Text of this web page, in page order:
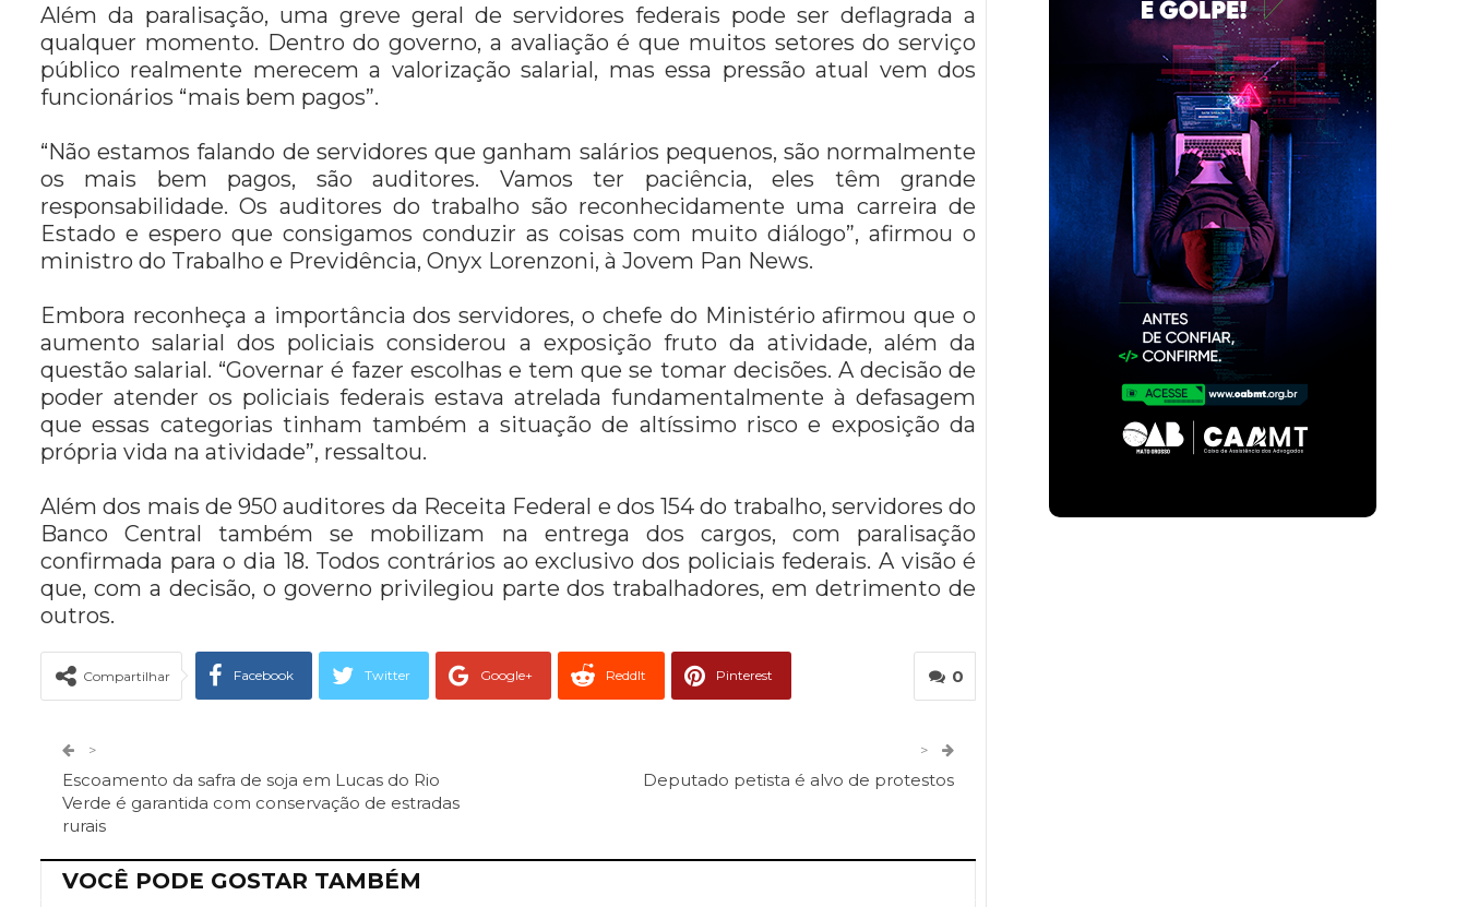
Além da paralisação, uma greve geral de servidores federais pode ser deflagrada a
qualquer momento. Dentro do governo, a avaliação é que muitos setores do serviço
público realmente merecem a valorização salarial, mas essa pressão atual vem dos
funcionários “mais bem pagos”.
“Não estamos falando de servidores que ganham salários pequenos, são normalmente
os mais bem pagos, são auditores. Vamos ter paciência, eles têm grande
responsabilidade. Os auditores do trabalho são reconhecidamente uma carreira de
Estado e espero que consigamos conduzir as coisas com muito diálogo”, afirmou o
ministro do Trabalho e Previdência, Onyx Lorenzoni, à Jovem Pan News.
Embora reconheça a importância dos servidores, o chefe do Ministério afirmou que o
aumento salarial dos policiais considerou a exposição fruto da atividade, além da
questão salarial. “Governar é fazer escolhas e tem que se tomar decisões. A decisão de
poder atender os policiais federais estava atrelada fundamentalmente à defasagem
que essas categorias tinham também a situação de altíssimo risco e exposição da
própria vida na atividade”, ressaltou.
Além dos mais de 950 auditores da Receita Federal e dos 154 do trabalho, servidores do
Banco Central também se mobilizam na entrega dos cargos, com paralisação
confirmada para o dia 18. Todos contrários ao exclusivo dos policiais federais. A visão é
que, com a decisão, o governo privilegiou parte dos trabalhadores, em detrimento de
outros.
0
Compartilhar Facebook Twitter Google+ ReddIt Pinterest
>
Escoamento da safra de soja em Lucas do Rio
Verde é garantida com conservação de estradas
rurais
>
Deputado petista é alvo de protestos
VOCÊ PODE GOSTAR TAMBÉM